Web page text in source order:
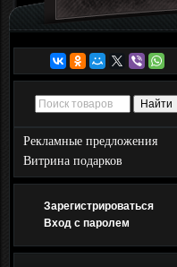
Рекламные предложения
Витрина подарков
Зарегистрироваться
Вход с паролем